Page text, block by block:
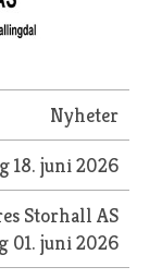
Nyheter
18. juni 2026
Storhall AS
01. juni 2026